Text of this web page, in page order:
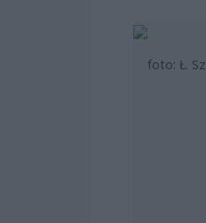
foto: Ł.